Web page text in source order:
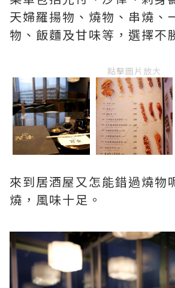
天婦羅揚物、燒物、串燒、
物、飯麵及甘味等，選擇不
點擊圖片放大
來到居酒屋又怎能錯過燒物
燒，風味十足。